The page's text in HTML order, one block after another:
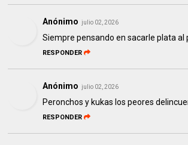
Anónimo julio 02, 2026
Siempre pensando en sacarle plata al
RESPONDER
Anónimo julio 02, 2026
Peronchos y kukas los peores
RESPONDER